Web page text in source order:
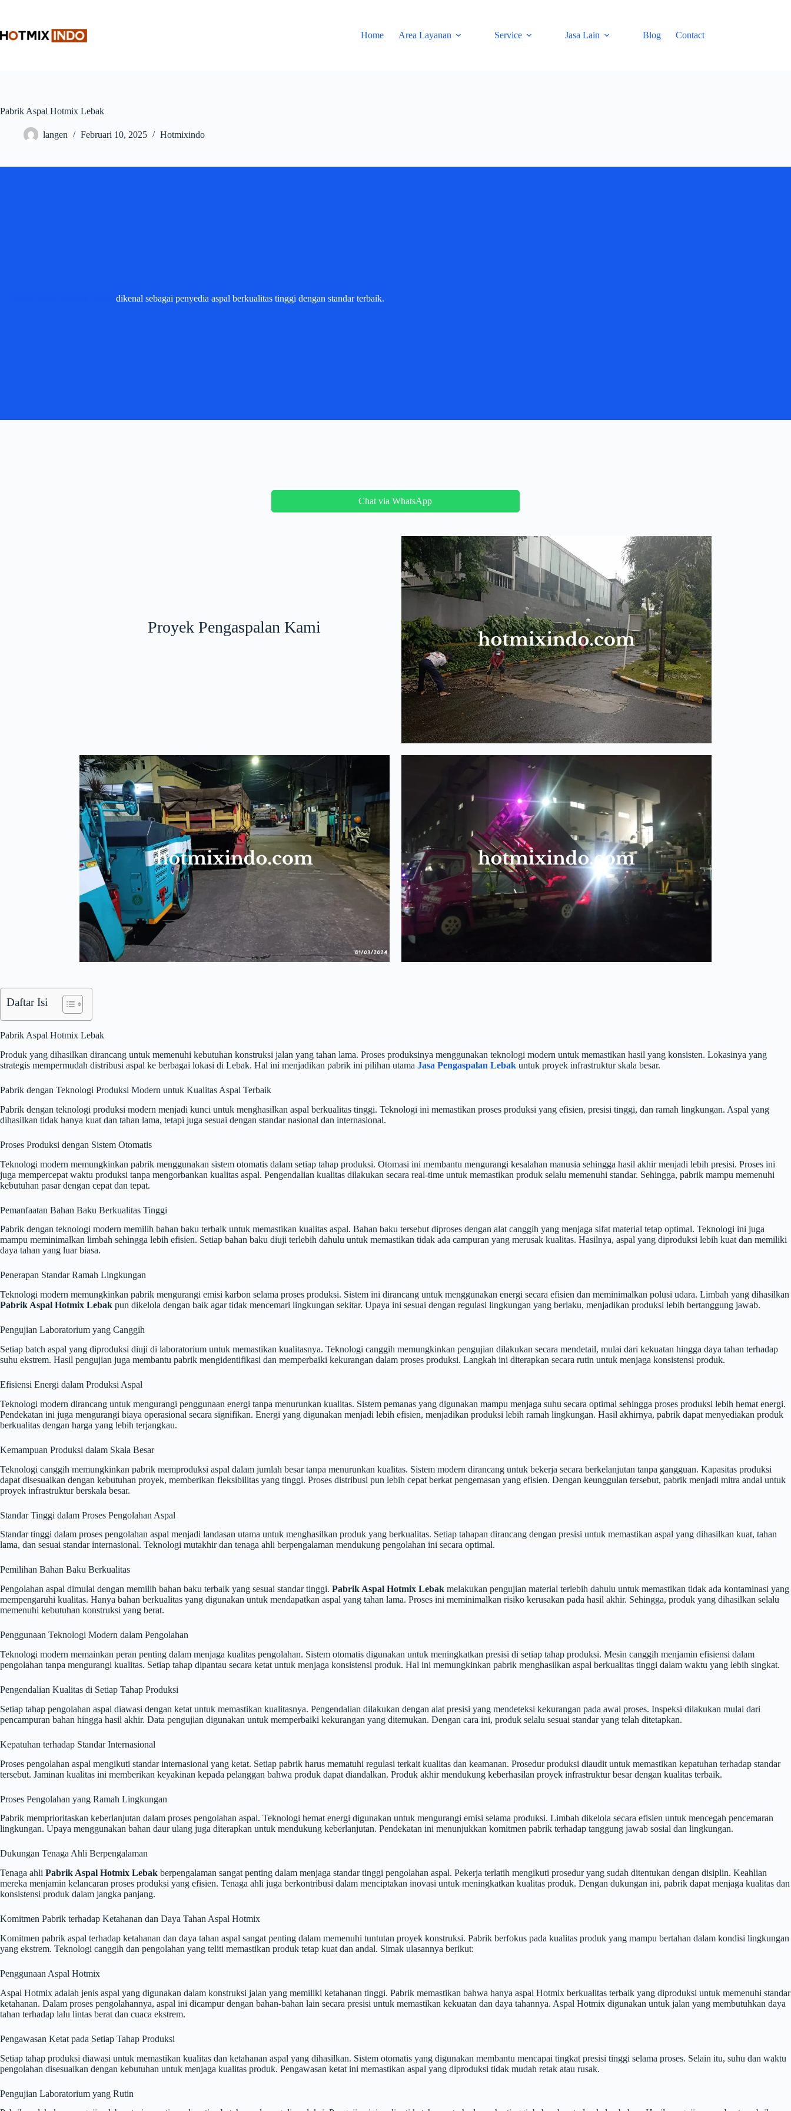
Home
Area Layanan Service Jasa Lain Blog Contact
Pabrik Aspal Hotmix Lebak
langen Februari 10, 2025 Hotmixindo
dikenal sebagai penyedia aspal berkualitas tinggi dengan standar terbaik.
Chat via WhatsApp
Proyek Pengaspalan Kami
Daftar Isi
Pabrik Aspal Hotmix Lebak
Produk yang dihasilkan dirancang untuk memenuhi kebutuhan konstruksi jalan yang tahan lama. Proses produksinya menggunakan teknologi modern untuk memastikan hasil yang konsisten. Lokasinya yang
strategis mempermudah distribusi aspal ke berbagai lokasi di Lebak. Hal ini menjadikan pabrik ini pilihan utama Jasa Pengaspalan Lebak untuk proyek infrastruktur skala besar.
Pabrik dengan Teknologi Produksi Modern untuk Kualitas Aspal Terbaik
Pabrik dengan teknologi produksi modern menjadi kunci untuk menghasilkan aspal berkualitas tinggi. Teknologi ini memastikan proses produksi yang efisien, presisi tinggi, dan ramah lingkungan. Aspal yang
dihasilkan tidak hanya kuat dan tahan lama, tetapi juga sesuai dengan standar nasional dan internasional.
Proses Produksi dengan Sistem Otomatis
Teknologi modern memungkinkan pabrik menggunakan sistem otomatis dalam setiap tahap produksi. Otomasi ini membantu mengurangi kesalahan manusia sehingga hasil akhir menjadi lebih presisi. Proses ini
juga mempercepat waktu produksi tanpa mengorbankan kualitas aspal. Pengendalian kualitas dilakukan secara real-time untuk memastikan produk selalu memenuhi standar. Sehingga, pabrik mampu memenuhi
kebutuhan pasar dengan cepat dan tepat.
Pemanfaatan Bahan Baku Berkualitas Tinggi
Pabrik dengan teknologi modern memilih bahan baku terbaik untuk memastikan kualitas aspal. Bahan baku tersebut diproses dengan alat canggih yang menjaga sifat material tetap optimal. Teknologi ini juga
mampu meminimalkan limbah sehingga lebih efisien. Setiap bahan baku diuji terlebih dahulu untuk memastikan tidak ada campuran yang merusak kualitas. Hasilnya, aspal yang diproduksi lebih kuat dan memiliki
daya tahan yang luar biasa.
Penerapan Standar Ramah Lingkungan
Teknologi modern memungkinkan pabrik mengurangi emisi karbon selama proses produksi. Sistem ini dirancang untuk menggunakan energi secara efisien dan meminimalkan polusi udara. Limbah yang dihasilkan
Pabrik Aspal Hotmix Lebak pun dikelola dengan baik agar tidak mencemari lingkungan sekitar. Upaya ini sesuai dengan regulasi lingkungan yang berlaku, menjadikan produksi lebih bertanggung jawab.
Pengujian Laboratorium yang Canggih
Setiap batch aspal yang diproduksi diuji di laboratorium untuk memastikan kualitasnya. Teknologi canggih memungkinkan pengujian dilakukan secara mendetail, mulai dari kekuatan hingga daya tahan terhadap
suhu ekstrem. Hasil pengujian juga membantu pabrik mengidentifikasi dan memperbaiki kekurangan dalam proses produksi. Langkah ini diterapkan secara rutin untuk menjaga konsistensi produk.
Efisiensi Energi dalam Produksi Aspal
Teknologi modern dirancang untuk mengurangi penggunaan energi tanpa menurunkan kualitas. Sistem pemanas yang digunakan mampu menjaga suhu secara optimal sehingga proses produksi lebih hemat energi.
Pendekatan ini juga mengurangi biaya operasional secara signifikan. Energi yang digunakan menjadi lebih efisien, menjadikan produksi lebih ramah lingkungan. Hasil akhirnya, pabrik dapat menyediakan produk
berkualitas dengan harga yang lebih terjangkau.
Kemampuan Produksi dalam Skala Besar
Teknologi canggih memungkinkan pabrik memproduksi aspal dalam jumlah besar tanpa menurunkan kualitas. Sistem modern dirancang untuk bekerja secara berkelanjutan tanpa gangguan. Kapasitas produksi
dapat disesuaikan dengan kebutuhan proyek, memberikan fleksibilitas yang tinggi. Proses distribusi pun lebih cepat berkat pengemasan yang efisien. Dengan keunggulan tersebut, pabrik menjadi mitra andal untuk
proyek infrastruktur berskala besar.
Standar Tinggi dalam Proses Pengolahan Aspal
Standar tinggi dalam proses pengolahan aspal menjadi landasan utama untuk menghasilkan produk yang berkualitas. Setiap tahapan dirancang dengan presisi untuk memastikan aspal yang dihasilkan kuat, tahan
lama, dan sesuai standar internasional. Teknologi mutakhir dan tenaga ahli berpengalaman mendukung pengolahan ini secara optimal.
Pemilihan Bahan Baku Berkualitas
Pengolahan aspal dimulai dengan memilih bahan baku terbaik yang sesuai standar tinggi. Pabrik Aspal Hotmix Lebak melakukan pengujian material terlebih dahulu untuk memastikan tidak ada kontaminasi yang
mempengaruhi kualitas. Hanya bahan berkualitas yang digunakan untuk mendapatkan aspal yang tahan lama. Proses ini meminimalkan risiko kerusakan pada hasil akhir. Sehingga, produk yang dihasilkan selalu
memenuhi kebutuhan konstruksi yang berat.
Penggunaan Teknologi Modern dalam Pengolahan
Teknologi modern memainkan peran penting dalam menjaga kualitas pengolahan. Sistem otomatis digunakan untuk meningkatkan presisi di setiap tahap produksi. Mesin canggih menjamin efisiensi dalam
pengolahan tanpa mengurangi kualitas. Setiap tahap dipantau secara ketat untuk menjaga konsistensi produk. Hal ini memungkinkan pabrik menghasilkan aspal berkualitas tinggi dalam waktu yang lebih singkat.
Pengendalian Kualitas di Setiap Tahap Produksi
Setiap tahap pengolahan aspal diawasi dengan ketat untuk memastikan kualitasnya. Pengendalian dilakukan dengan alat presisi yang mendeteksi kekurangan pada awal proses. Inspeksi dilakukan mulai dari
pencampuran bahan hingga hasil akhir. Data pengujian digunakan untuk memperbaiki kekurangan yang ditemukan. Dengan cara ini, produk selalu sesuai standar yang telah ditetapkan.
Kepatuhan terhadap Standar Internasional
Proses pengolahan aspal mengikuti standar internasional yang ketat. Setiap pabrik harus mematuhi regulasi terkait kualitas dan keamanan. Prosedur produksi diaudit untuk memastikan kepatuhan terhadap standar
tersebut. Jaminan kualitas ini memberikan keyakinan kepada pelanggan bahwa produk dapat diandalkan. Produk akhir mendukung keberhasilan proyek infrastruktur besar dengan kualitas terbaik.
Proses Pengolahan yang Ramah Lingkungan
Pabrik memprioritaskan keberlanjutan dalam proses pengolahan aspal. Teknologi hemat energi digunakan untuk mengurangi emisi selama produksi. Limbah dikelola secara efisien untuk mencegah pencemaran
lingkungan. Upaya menggunakan bahan daur ulang juga diterapkan untuk mendukung keberlanjutan. Pendekatan ini menunjukkan komitmen pabrik terhadap tanggung jawab sosial dan lingkungan.
Dukungan Tenaga Ahli Berpengalaman
Tenaga ahli Pabrik Aspal Hotmix Lebak berpengalaman sangat penting dalam menjaga standar tinggi pengolahan aspal. Pekerja terlatih mengikuti prosedur yang sudah ditentukan dengan disiplin. Keahlian
mereka menjamin kelancaran proses produksi yang efisien. Tenaga ahli juga berkontribusi dalam menciptakan inovasi untuk meningkatkan kualitas produk. Dengan dukungan ini, pabrik dapat menjaga kualitas dan
konsistensi produk dalam jangka panjang.
Komitmen Pabrik terhadap Ketahanan dan Daya Tahan Aspal Hotmix
Komitmen pabrik aspal terhadap ketahanan dan daya tahan aspal sangat penting dalam memenuhi tuntutan proyek konstruksi. Pabrik berfokus pada kualitas produk yang mampu bertahan dalam kondisi lingkungan
yang ekstrem. Teknologi canggih dan pengolahan yang teliti memastikan produk tetap kuat dan andal. Simak ulasannya berikut:
Penggunaan Aspal Hotmix
Aspal Hotmix adalah jenis aspal yang digunakan dalam konstruksi jalan yang memiliki ketahanan tinggi. Pabrik memastikan bahwa hanya aspal Hotmix berkualitas terbaik yang diproduksi untuk memenuhi standar
ketahanan. Dalam proses pengolahannya, aspal ini dicampur dengan bahan-bahan lain secara presisi untuk memastikan kekuatan dan daya tahannya. Aspal Hotmix digunakan untuk jalan yang membutuhkan daya
tahan terhadap lalu lintas berat dan cuaca ekstrem.
Pengawasan Ketat pada Setiap Tahap Produksi
Setiap tahap produksi diawasi untuk memastikan kualitas dan ketahanan aspal yang dihasilkan. Sistem otomatis yang digunakan membantu mencapai tingkat presisi tinggi selama proses. Selain itu, suhu dan waktu
pengolahan disesuaikan dengan kebutuhan untuk menjaga kualitas produk. Pengawasan ketat ini memastikan aspal yang diproduksi tidak mudah retak atau rusak.
Pengujian Laboratorium yang Rutin